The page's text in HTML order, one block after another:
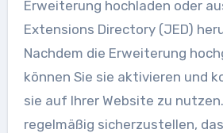
Erweiterung hochladen oder
Extensions Directory (JED)
Nachdem die Erweiterung
können Sie sie aktivieren und
sie auf Ihrer Website zu
regelmäßig sicherzustellen,